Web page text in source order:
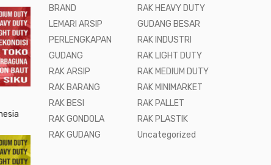
BRAND
LEMARI ARSIP
PERLENGKAPAN
GUDANG
RAK ARSIP
RAK BARANG
RAK BESI
RAK GONDOLA
RAK GUDANG
RAK HEAVY DUTY
GUDANG BESAR
RAK INDUSTRI
RAK LIGHT DUTY
RAK MEDIUM DUTY
RAK MINIMARKET
RAK PALLET
RAK PLASTIK
Uncategorized